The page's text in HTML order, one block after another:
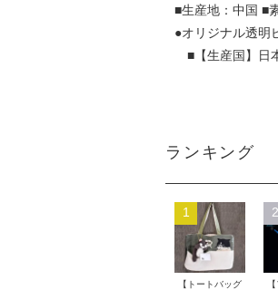
■生産地：中国 ■
●オリジナル透明
■【生産国】日
ランキング
1
【トートバッグ
2